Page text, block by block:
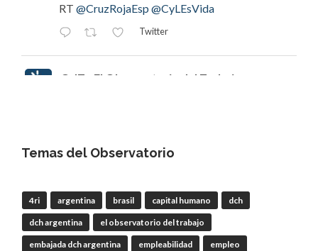
RT @CruzRojaEsp @CyLEsVida
Twitter
OdT - El Observatorio del Trabajo
"#ElPastorGaláctico": ganadería, incendios y el
RT@CEmprendeRadio @CREenZamora
Temas del Observatorio
4ri argentina brasil capital humano dch
dch argentina el observatorio del trabajo
embajada dch argentina empleabilidad empleo